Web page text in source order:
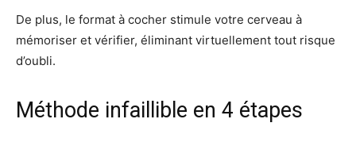
De plus, le format à cocher stimule votre cerveau à
mémoriser et vérifier, éliminant virtuellement tout risque
d’oubli.
Méthode infaillible en 4 étapes